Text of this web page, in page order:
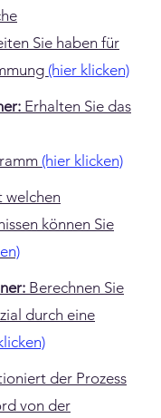
Sie haben für
(hier klicken)
Erhalten Sie das
(hier klicken)
welchen
können Sie
Berechnen Sie
durch eine
der Prozess
von der